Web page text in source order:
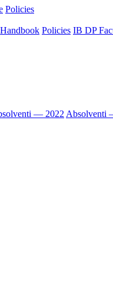
Policies
Handbook Policies IB DP
— 2022 Absolventi